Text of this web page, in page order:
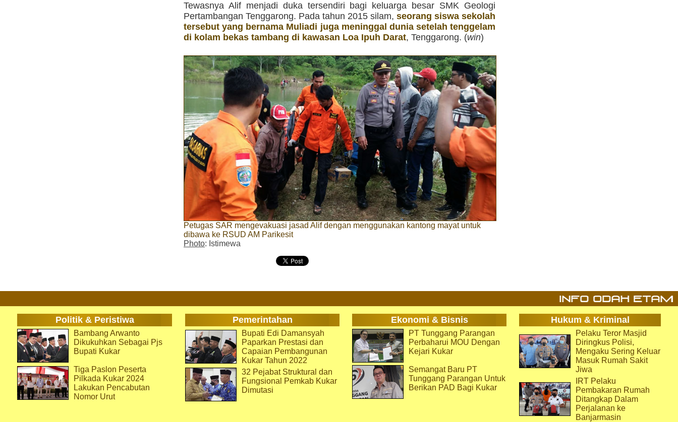
Tewasnya Alif menjadi duka tersendiri bagi keluarga besar SMK Geologi
Pertambangan Tenggarong. Pada tahun 2015 silam, seorang siswa sekolah
tersebut yang bernama Muliadi juga meninggal dunia setelah tenggelam
di kolam bekas tambang di kawasan Loa Ipuh Darat, Tenggarong. (win)
Petugas SAR mengevakuasi jasad Alif dengan menggunakan kantong mayat untuk
dibawa ke RSUD AM Parikesit
Photo: Istimewa
Politik & Peristiwa Pemerintahan Ekonomi & Bisnis Hukum & Kriminal
Bambang Arwanto
Dikukuhkan Sebagai Pjs
Bupati Kukar
Tiga Paslon Peserta
Pilkada Kukar 2024
Lakukan Pencabutan
Nomor Urut
Bupati Edi Damansyah
Paparkan Prestasi dan
Capaian Pembangunan
Kukar Tahun 2022
32 Pejabat Struktural dan
Fungsional Pemkab Kukar
Dimutasi
PT Tunggang Parangan
Perbaharui MOU Dengan
Kejari Kukar
Semangat Baru PT
Tunggang Parangan Untuk
Berikan PAD Bagi Kukar
Pelaku Teror Masjid
Diringkus Polisi,
Mengaku Sering Keluar
Masuk Rumah Sakit
Jiwa
IRT Pelaku
Pembakaran Rumah
Ditangkap Dalam
Perjalanan ke
Banjarmasin